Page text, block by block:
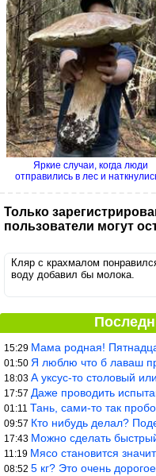
Яркие случаи, когда люди
отправились в лес и
Только
пользователи могут
Кляр с крахмалом
воду добавил бы молока.
15:29 Мама родная!
01:50 Я люблю что б лаваш
18:03 А уксус-то столовый
17:57 Даже проводить
01:11 Тань, сами-то так
09:57 Кто нибудь делал?
17:43 Можно сделать быстрый
11:19 Мясо становится
08:52 5 кг? Это очень дорогое